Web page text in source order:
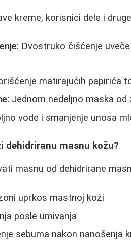
kreme, korisnici dele i
Dvostruko čišćenje
matirajućih papirića
Jednom nedeljno maska
vode i smanjenje unosa
dehidriranu masnu kožu?
masnu od dehidrirane
uprkos mastnoj koži
posle umivanja
sebuma nakon nanošenja